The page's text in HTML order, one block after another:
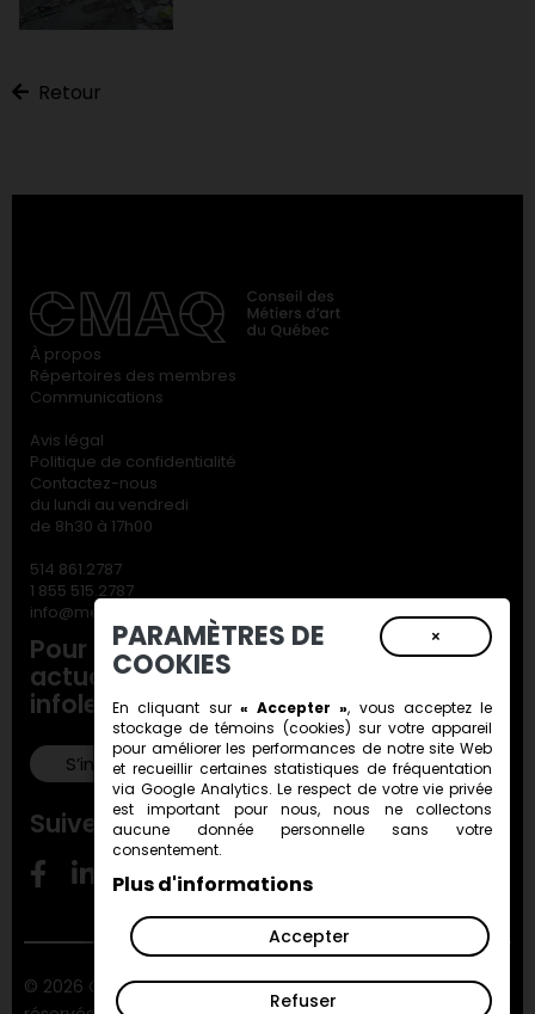
Retour
À propos
Répertoires des membres
Communications
Avis légal
Politique de confidentialité
Contactez-nous
du lundi au vendredi
de 8h30 à 17h00
514 861.2787
1 855 515.2787
info@metiersdart.ca
Pour ne rien manquer de nos
actualités, inscrivez-vous à notre
infolettre!
S’inscrire!
Suivez-nous!
© 2026 Conseil des métiers d'art du Québec. Tous droits
×
PARAMÈTRES DE
COOKIES
En cliquant sur « Accepter », vous acceptez le
stockage detémoins (cookies) sur votre appareil
pour améliorer les performances de notre site Web
et recueillir certaines statistiques de fréquentation
via Google Analytics. Le respect de votre vie privée
est important pour nous, nous ne collectons
aucune donnée personnelle sans votre
consentement.
Plus d'informations
Accepter
Refuser